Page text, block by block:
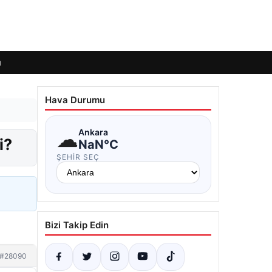
#28090
Hava Durumu
☁Ankara
NaN°C
ŞEHIR SEÇ
Bizi Takip Edin